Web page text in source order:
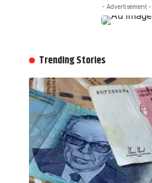
- Advertisement -
Trending Stories